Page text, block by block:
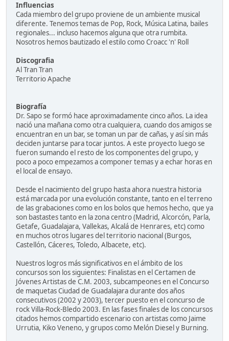
Influencias
Cada miembro del grupo proviene de un ambiente musical
diferente. Tenemos temas de Pop, Rock, Música Latina, bailes
regionales... incluso hacemos alguna que otra rumbita.
Nosotros hemos bautizado el estilo como Croacc 'n' Roll
Discografia
Al Tran Tran
Territorio Apache
Biografía
Dr. Sapo se formó hace aproximadamente cinco años. La idea
nació una mañana como otra cualquiera, cuando dos amigos se
encuentran en un bar, se toman un par de cañas, y así sin más
deciden juntarse para tocar juntos. A este proyecto luego se
fueron sumando el resto de los componentes del grupo, y
poco a poco empezamos a componer temas y a echar horas en
el local de ensayo.
Desde el nacimiento del grupo hasta ahora nuestra historia
está marcada por una evolución constante, tanto en el terreno
de las grabaciones como en los bolos que hemos hecho, que ya
son bastastes tanto en la zona centro (Madrid, Alcorcón, Parla,
Getafe, Guadalajara, Vallekas, Alcalá de Henrares, etc) como
en muchos otros lugares del territorio nacional (Burgos,
Castellón, Cáceres, Toledo, Albacete, etc).
Nuestros logros más significativos en el ámbito de los
concursos son los siguientes: Finalistas en el Certamen de
Jóvenes Artistas de C.M. 2003, subcampeones en el Concurso
de maquetas Ciudad de Guadalajara durante dos años
consecutivos (2002 y 2003), tercer puesto en el concurso de
rock Villa-Rock-Bledo 2003. En las fases finales de los concursos
citados hemos compartido escenario con artistas como Jaime
Urrutia, Kiko Veneno, y grupos como Melón Diesel y Burning.